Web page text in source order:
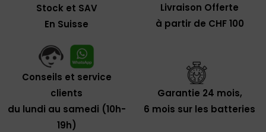
Stock et SAV
En Suisse
Livraison Offerte
à partir de CHF 100
Conseils et service
clients
du lundi au samedi (10h-
19h)
Garantie 24 mois,
6 mois sur les batteries